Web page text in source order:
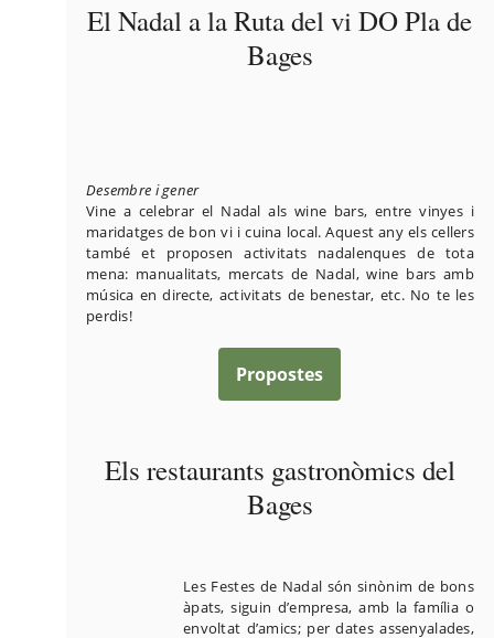
El Nadal a la Ruta del vi DO Pla de
Bages
Desembre i gener
Vine a celebrar el Nadal als wine bars, entre vinyes i
maridatges de bon vi i cuina local. Aquest any els cellers
també et proposen activitats nadalenques de tota
mena: manualitats, mercats de Nadal, wine bars amb
música en directe, activitats de benestar, etc. No te les
perdis!
Propostes
Els restaurants gastronòmics del
Bages
Les Festes de Nadal són sinònim de bons
àpats, siguin d’empresa, amb la família o
envoltat d’amics; per dates assenyalades,